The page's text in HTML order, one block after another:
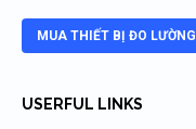
MUA THIẾT BỊ ĐO LƯỜNG
USERFUL LINKS